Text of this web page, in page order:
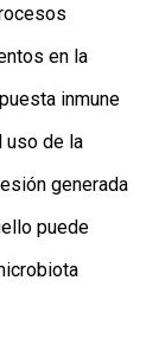
en la
inmune
uso de la
generada
puede